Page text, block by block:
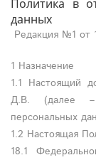
Политика в
данных
Редакция №1 от
1 Назначение
1.1 Настоящий
Д.В. (далее –
персональных
1.2 Настоящая
18.1